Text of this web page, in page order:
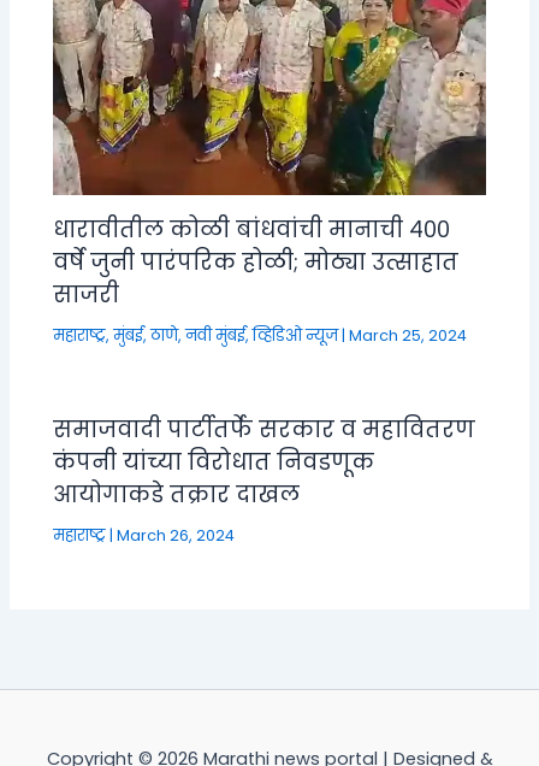
धारावीतील कोळी बांधवांची मानाची ४००
वर्षे जुनी पारंपरिक होळी; मोठ्या उत्साहात
साजरी
महाराष्ट्र,मुंबई, ठाणे, नवी मुंबई,व्हिडिओ न्यूज|March 25, 2024
समाजवादी पार्टीतर्फे सरकार व महावितरण
कंपनी यांच्या विरोधात निवडणूक
आयोगाकडे तक्रार दाखल
महाराष्ट्र|March 26, 2024
Copyright © 2026 Marathi news portal | Designed &